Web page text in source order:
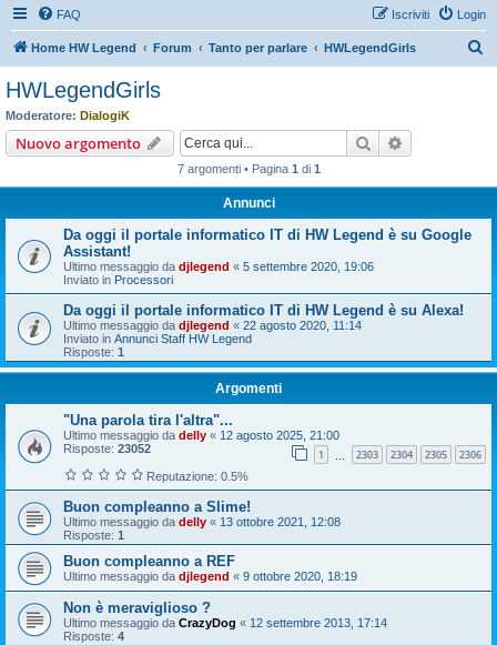
FAQ Login
Iscriviti
Home HW Legend Forum Tanto per parlare HWLegendGirls
HWLegendGirls
Moderatore: DialogiK
Nuovo argomento Cerca
7 argomenti • Pagina 1 di 1
Annunci
Da oggi il portale informatico IT di HW Legend è su Google
Assistant!
Ultimo messaggio da djlegend « 5 settembre 2020, 19:06
Inviato in Processori
Da oggi il portale informatico IT di HW Legend è su Alexa!
Ultimo messaggio da djlegend « 22 agosto 2020, 11:14
Inviato in Annunci Staff HW Legend
Risposte: 1
Argomenti
"Una parola tira l'altra"...
Ultimo messaggio da delly « 12 agosto 2025, 21:00
Risposte: 23052 1 2303 2304 2305 2306
Reputazione: 0.5%
Buon compleanno a Slime!
Ultimo messaggio da delly « 13 ottobre 2021, 12:08
Risposte: 1
Buon compleanno a REF
Ultimo messaggio da djlegend « 9 ottobre 2020, 18:19
Non è meraviglioso ?
Ultimo messaggio da CrazyDog « 12 settembre 2013, 17:14
Risposte: 4